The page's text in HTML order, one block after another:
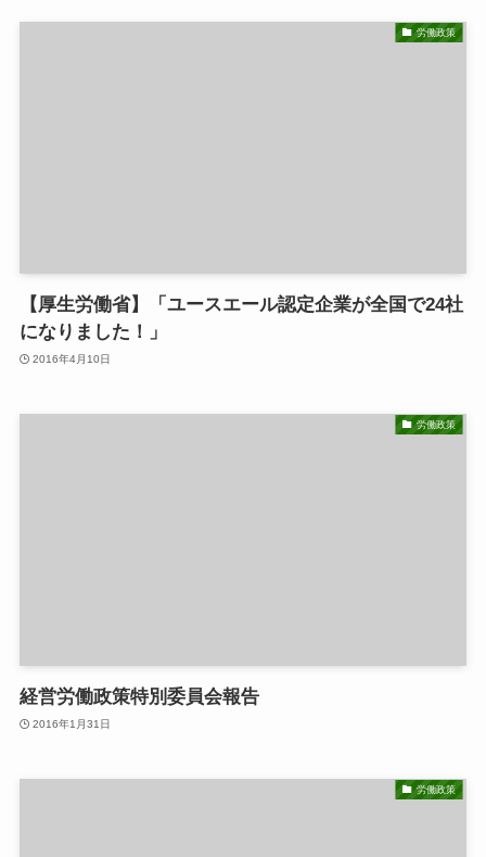
労働政策
【厚生労働省】「ユースエール認定企業が全国で24社
になりました！」
2016年4月10日
労働政策
経営労働政策特別委員会報告
2016年1月31日
労働政策